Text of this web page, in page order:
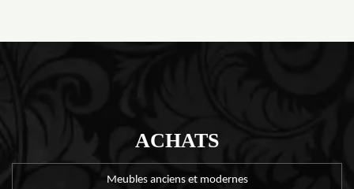
ACHATS
Meubles anciens et modernes